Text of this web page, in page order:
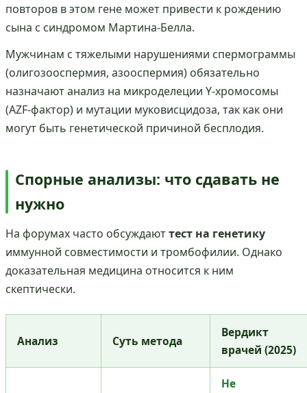
повторов в этом гене может привести к рождению
сына с синдромом Мартина-Белла.
Мужчинам с тяжелыми нарушениями спермограммы
(олигозооспермия, азооспермия) обязательно
назначают анализ на микроделеции Y-хромосомы
(AZF-фактор) и мутации муковисцидоза, так как они
могут быть генетической причиной бесплодия.
Спорные анализы: что сдавать не
нужно
На форумах часто обсуждаюттест на генетику
иммунной совместимости и тромбофилии. Однако
доказательная медицина относится к ним
скептически.
Анализ Суть метода
Вердикт
врачей (2025)
Не